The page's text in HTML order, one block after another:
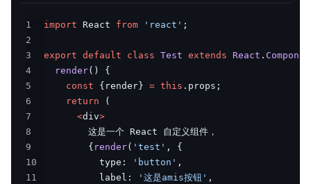
1 import React from 'react' ;
2
3
export default class Test extends React .
4
render( )
{
5
const { render } = this . props ;
6
return
(
7
<div>
8
9
{ render( 'test' ,
{
10
          type
: 'button' ,
11
          label
: '这是amis按钮' ,